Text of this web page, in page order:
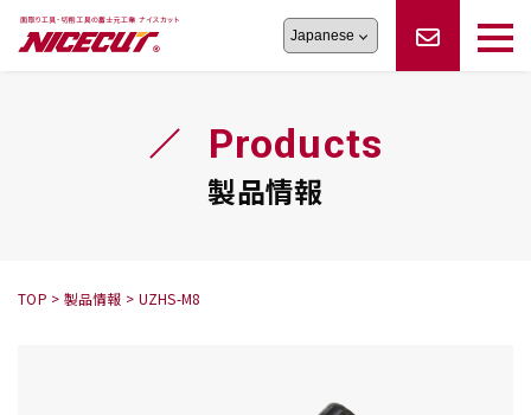
旋盤工具シリーズ
シリーズ
オーダー品依頼
フェイス・ショルダーシリーズかんたんオーダー
トラブルシューティング
ロックピンの逆ジメに注意
Products
製品情報
TOP > 製品情報 > UZHS-M8